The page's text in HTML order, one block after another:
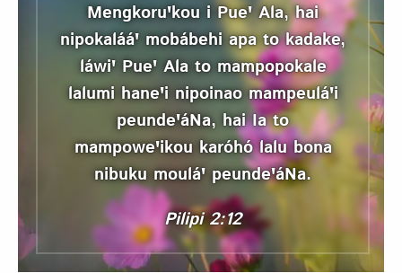
Mengkoruꞌkou i Pueꞌ Ala, hai
nipokalááꞌ mobábehi apa to kadake,
láwiꞌ Pueꞌ Ala to mampopokale
lalumi haneꞌi nipoinao mampeuláꞌi
peundeꞌáNa, hai Ia to
mampoweꞌikou karóhó lalu bona
nibuku mouláꞌ peundeꞌáNa.
Pilipi 2:12